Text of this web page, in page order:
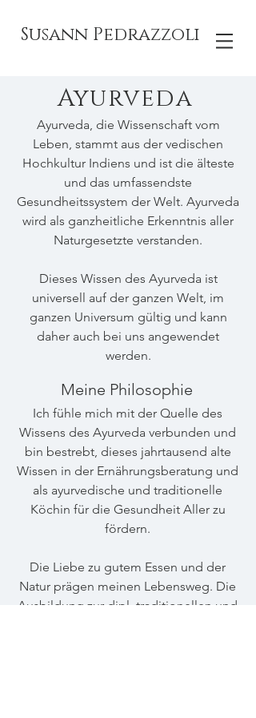
Susann Pedrazzoli
Ayurveda
Ayurveda, die Wissenschaft vom
Leben, stammt aus der vedischen
Hochkultur Indiens und ist die älteste
und das umfassendste
Gesundheitssystem der Welt. Ayurveda
wird als ganzheitliche Erkenntnis aller
Naturgesetzte verstanden.
Dieses Wissen des Ayurveda ist
universell auf der ganzen Welt, im
ganzen Universum gültig und kann
daher auch bei uns angewendet
werden.
Meine Philosophie
Ich fühle mich mit der Quelle des
Wissens des Ayurveda verbunden und
bin bestrebt, dieses jahrtausend alte
Wissen in der Ernährungsberatung und
als ayurvedische und traditionelle
Köchin für die Gesundheit Aller zu
fördern.
Die Liebe zu gutem Essen und der
Natur prägen meinen Lebensweg. Die
Ausbildung zur dipl. traditionellen und